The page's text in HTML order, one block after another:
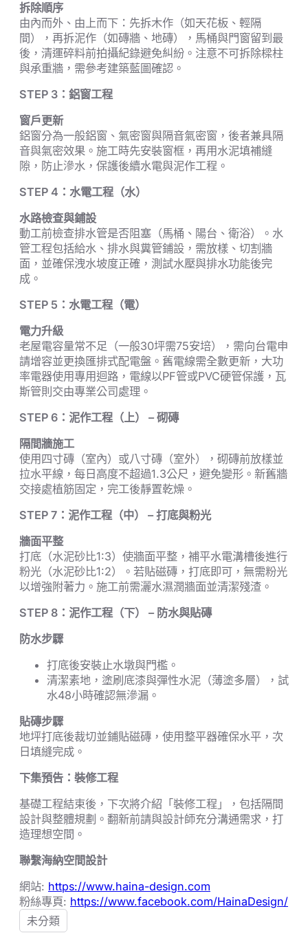
拆除順序
由內而外、由上而下：先拆木作（如天花板、輕隔
間），再拆泥作（如磚牆、地磚），馬桶與門窗留到最
後，清運碎料前拍攝紀錄避免糾紛。注意不可拆除樑柱
與承重牆，需參考建築藍圖確認。
STEP 3 ：鋁窗工程
窗戶更新
鋁窗分為一般鋁窗、氣密窗與隔音氣密窗，後者兼具隔
音與氣密效果。施工時先安裝窗框，再用水泥填補縫
隙，防止滲水，保護後續水電與泥作工程。
STEP 4 ：水電工程（水）
水路檢查與鋪設
動工前檢查排水管是否阻塞（馬桶、陽台、衛浴）。水
管工程包括給水、排水與糞管鋪設，需放樣、切割牆
面，並確保洩水坡度正確，測試水壓與排水功能後完
成。
STEP 5 ：水電工程（電）
電力升級
老屋電容量常不足（一般30坪需75安培），需向台電申
請增容並更換匯排式配電盤。舊電線需全數更新，大功
率電器使用專用迴路，電線以PF管或PVC硬管保護，瓦
斯管則交由專業公司處理。
STEP 6 ：泥作工程（上） – 砌磚
隔間牆施工
使用四寸磚（室內）或八寸磚（室外），砌磚前放樣並
拉水平線，每日高度不超過1.3公尺，避免變形。新舊牆
交接處植筋固定，完工後靜置乾燥。
STEP 7 ：泥作工程（中） – 打底與粉光
牆面平整
打底（水泥砂比1:3）使牆面平整，補平水電溝槽後進行
粉光（水泥砂比1:2）。若貼磁磚，打底即可，無需粉光
以增強附著力。施工前需灑水濕潤牆面並清潔殘渣。
STEP 8 ：泥作工程（下） – 防水與貼磚
防水步驟
打底後安裝止水墩與門檻。
清潔素地，塗刷底漆與彈性水泥（薄塗多層），試
水48小時確認無滲漏。
貼磚步驟
地坪打底後裁切並鋪貼磁磚，使用整平器確保水平，次
日填縫完成。
下集預告：裝修工程
基礎工程結束後，下次將介紹「裝修工程」，包括隔間
設計與整體規劃。翻新前請與設計師充分溝通需求，打
造理想空間。
聯繫海納空間設計
網站: https://www.haina-design.com
粉絲專頁: https://www.facebook.com/HainaDesign/
未分類